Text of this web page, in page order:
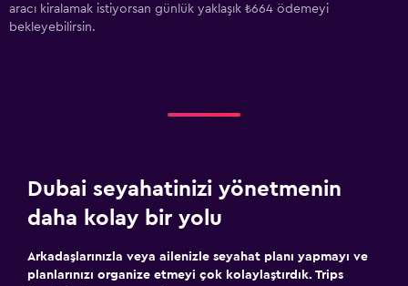
aracı kiralamak istiyorsan günlük yaklaşık ₺664 ödemeyi
bekleyebilirsin.
Dubai seyahatinizi yönetmenin
daha kolay bir yolu
Arkadaşlarınızla veya ailenizle seyahat planı yapmayı ve
planlarınızı organize etmeyi çok kolaylaştırdık. Trips